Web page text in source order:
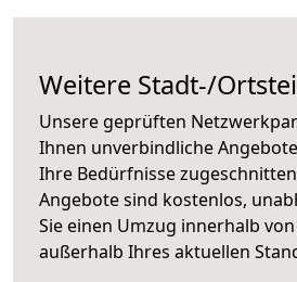
Weitere Stadt-/
Unsere geprüften
Ihnen unverbindliche
Ihre Bedürfnisse
Angebote sind kostenlos,
Sie einen Umzug innerhalb
außerhalb Ihres aktuellen